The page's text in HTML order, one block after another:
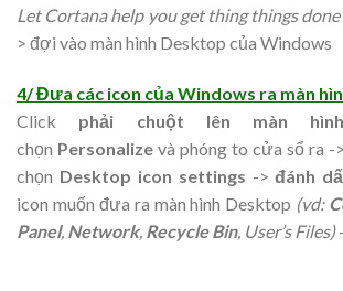
Let Cortana help you get thing things done
> đợi vào màn hình Desktop của Windows
4/ Đưa các icon của Windows ra màn
Click phải chuột lên màn
chọn Personalize và phóng to cửa sổ ra -
chọn Desktop icon settings ->đánh
icon muốn đưa ra màn hình Desktop (vd:
Panel, Network, Recycle Bin, User’s Files)